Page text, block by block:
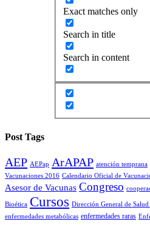
Exact matches only
Search in title
Search in content
Post Tags
AEP AEPap ArAPAP atención temprana
Vacunaciones 2016 Calendario Oficial de
Asesor de Vacunas Congreso
Bioética Cursos Dirección General de
enfermedades metabólicas enfermedades raras